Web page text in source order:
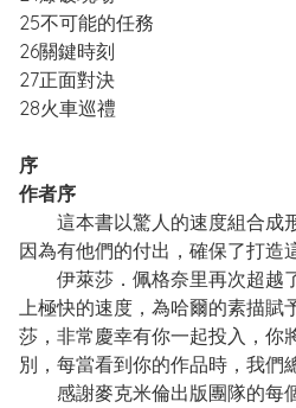
25不可能的任務
26關鍵時刻
27正面對決
28火車巡禮
序
作者序
這本書以驚人的速度組合成形
因為有他們的付出，確保了打造
伊萊莎．佩格奈里再次超越
上極快的速度，為哈爾的素描賦
莎，非常慶幸有你一起投入，你
別，每當看到你的作品時，我們
感謝麥克米倫出版團隊的每